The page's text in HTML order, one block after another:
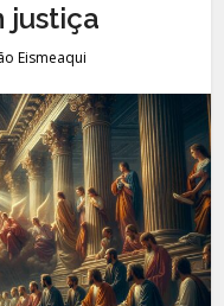
justiça
Eismeaqui